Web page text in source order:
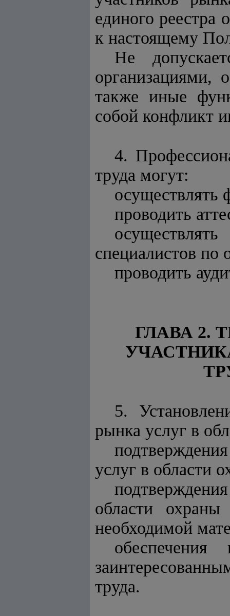
единого реестра
к настоящему
Не
организациями,
также иные
собой конфликт
4.
труда могут:
осуществлять
проводить
специалистов по
проводить
ГЛАВА 2.
5.
рынка услуг в
услуг в области
области
необходимой
обеспечения
труда.